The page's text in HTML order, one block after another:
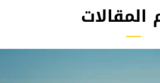
المقالات